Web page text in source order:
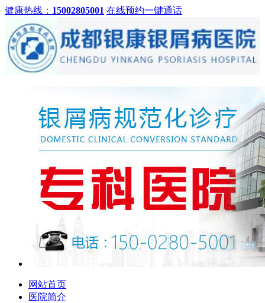
健康热线： 15002805001 在线预约一键通话
网站首页
医院简介